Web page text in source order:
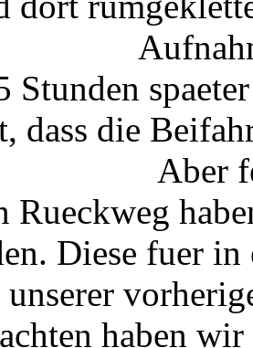
Stunden
dass die
Aber
Rueckweg
Diese fuer
haben